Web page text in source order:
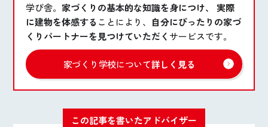
学び舎。 家づくりの基本的な知識を身につけ、 実際
に建物を体感する ことにより、 自分にぴったりの家づ
くりパートナーを見つけていただく サービスです。
家づくり学校について詳しく見る
この記事を書いたアドバイザー